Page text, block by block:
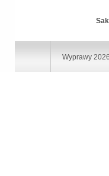
Wyprawy